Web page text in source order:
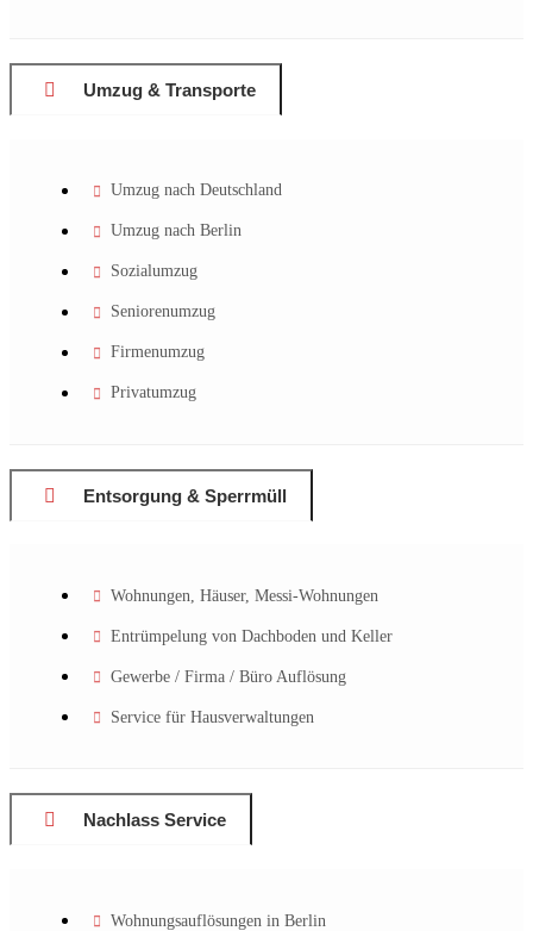
Umzug & Transporte
Umzug nach Deutschland
Umzug nach Berlin
Sozialumzug
Seniorenumzug
Firmenumzug
Privatumzug
Entsorgung & Sperrmüll
Wohnungen, Häuser, Messi-Wohnungen
Entrümpelung von Dachboden und Keller
Gewerbe / Firma / Büro Auflösung
Service für Hausverwaltungen
Nachlass Service
Wohnungsauflösungen in Berlin